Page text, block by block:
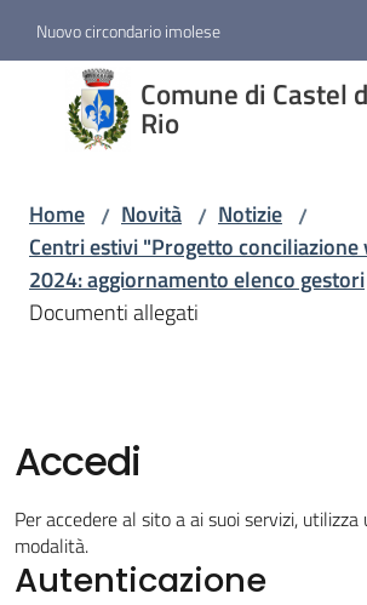
Nuovo circondario imolese
Comune di Castel
Rio
Comune
di
Castel
Amministrazione
Servizi
Vivere
Castel
Home / Novità / Notizie /
Centri estivi "Progetto
2024: aggiornamento elenco gestori
Documenti allegati
Accedi
Per accedere al sito a ai suoi servizi,
modalità.
Autenticazione